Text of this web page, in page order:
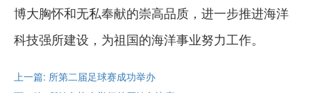
博大胸怀和无私奉献的崇高品质，进一步推进海洋
科技强所建设，为祖国的海洋事业努力工作。
上一篇: 所第二届足球赛成功举办